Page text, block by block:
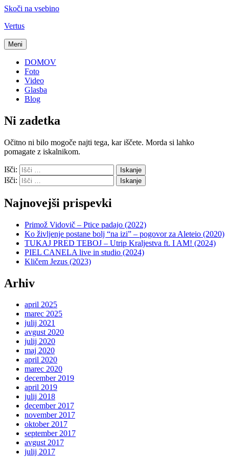
Skoči na vsebino
Vertus
Meni
DOMOV
Foto
Video
Glasba
Blog
Ni zadetka
Očitno ni bilo mogoče najti tega, kar iščete. Morda si lahko
pomagate z iskalnikom.
Išči: Iskanje
Išči: Iskanje
Najnovejši prispevki
Primož Vidovič – Ptice padajo (2022)
Ko življenje postane bolj “na izi” – pogovor za Aleteio (2020)
TUKAJ PRED TEBOJ – Utrip Kraljestva ft. I AM! (2024)
PIEL CANELA live in studio (2024)
Kličem Jezus (2023)
Arhiv
april 2025
marec 2025
julij 2021
avgust 2020
julij 2020
maj 2020
april 2020
marec 2020
december 2019
april 2019
julij 2018
december 2017
november 2017
oktober 2017
september 2017
avgust 2017
julij 2017